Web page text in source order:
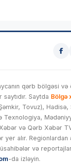
qərb bölgəsi və
Saytda Bölgə
Tovuz), Hadisə,
Texnologiya,
və Qərb Xəbər
yer alır. Regionlardan
və
-da izləyin.